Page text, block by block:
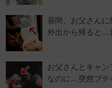
昼間、お父さん
外出から帰ると
お父さんとキャ
なのに…突然ブ